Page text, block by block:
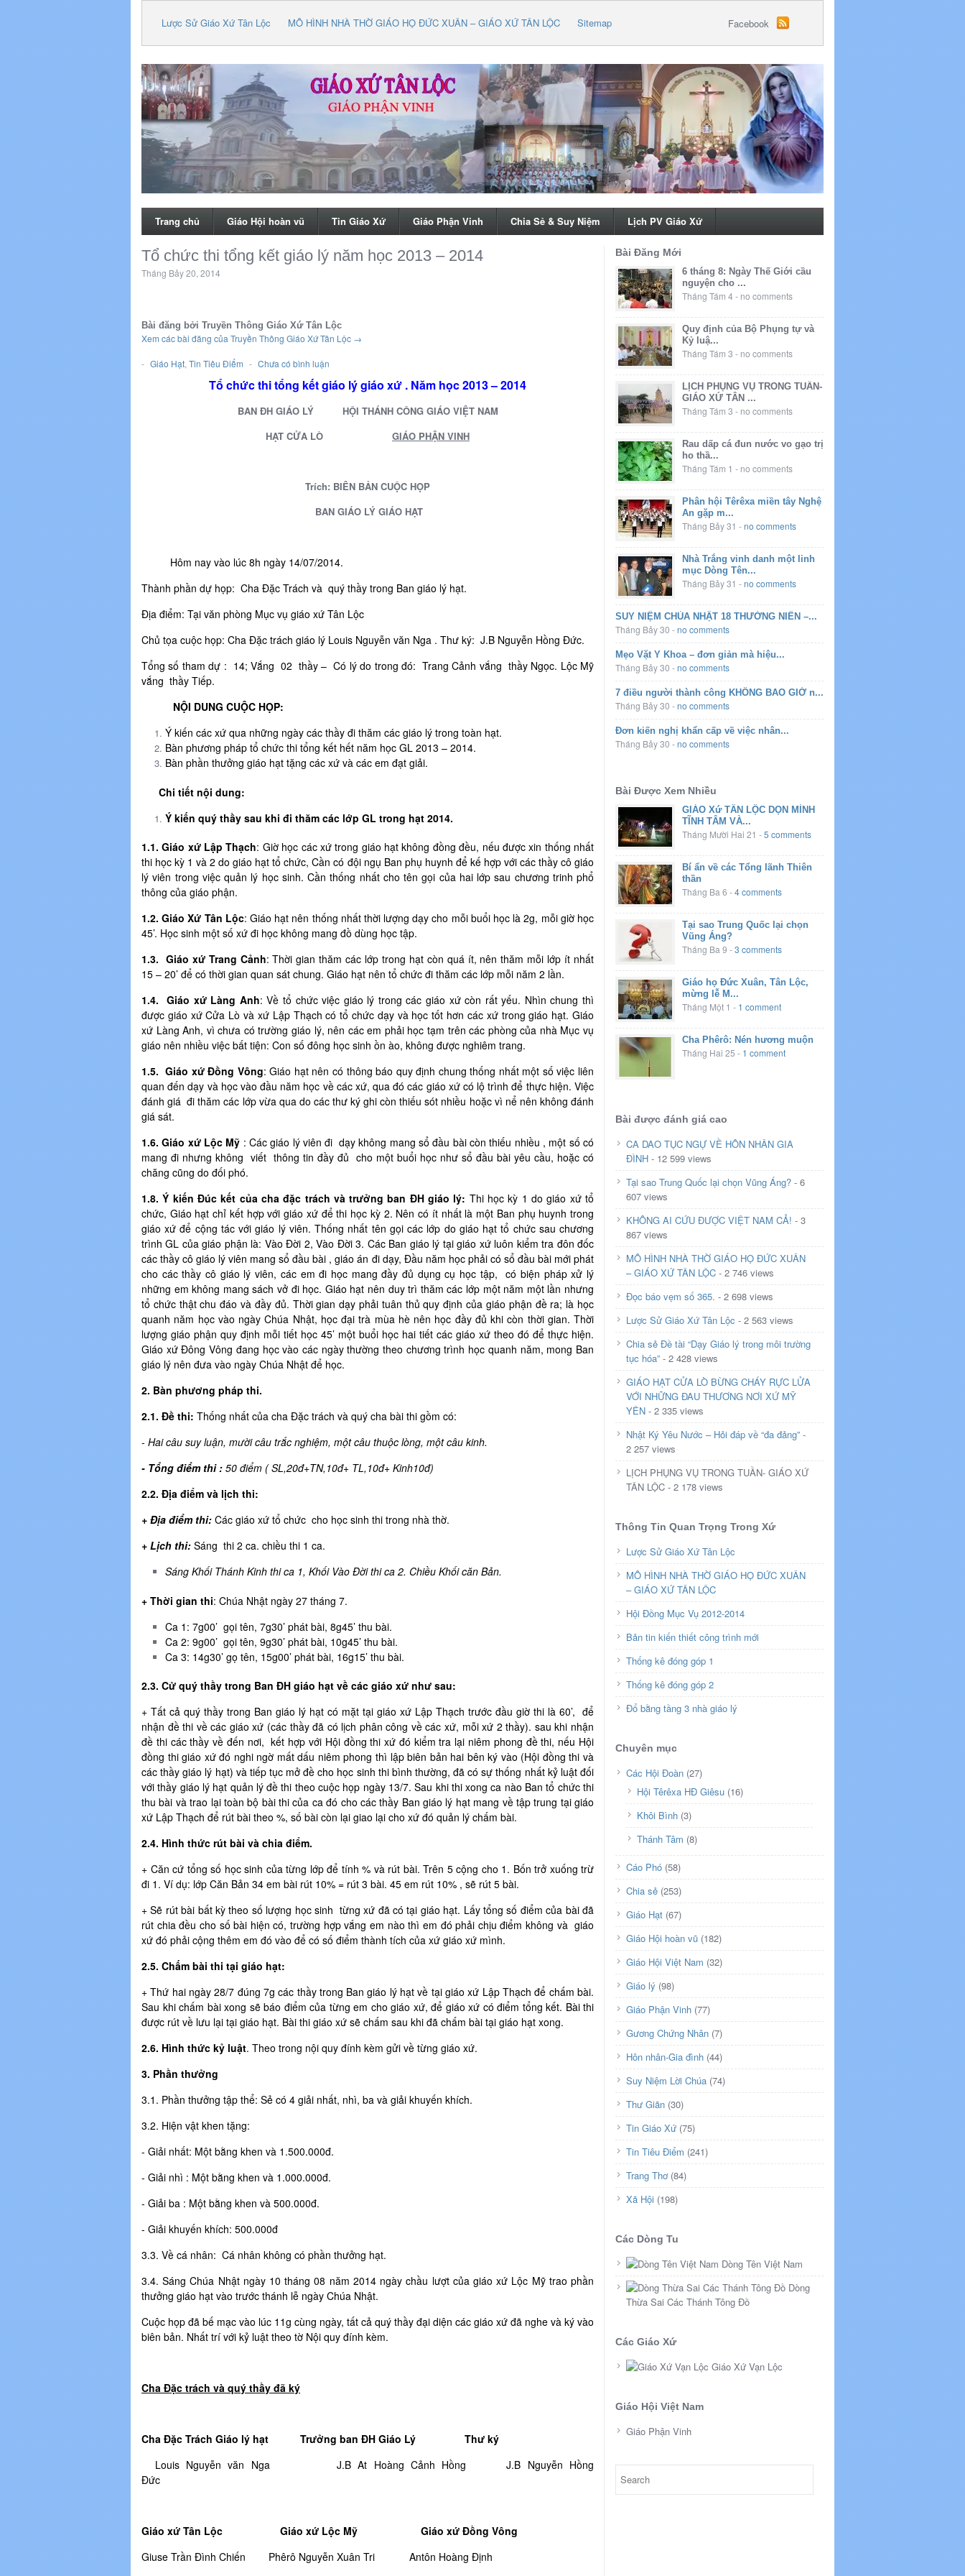
Lược Sử Giáo Xứ Tân Lộc MÔ HÌNH NHÀ THỜ GIÁO HỌ ĐỨC XUÂN – GIÁO XỨ TÂN LỘC Sitemap Facebook
Trang chủ Giáo Hội hoàn vũ Tin Giáo Xứ Giáo Phận Vinh Chia Sẻ & Suy Niệm Lịch PV Giáo Xứ
Tổ chức thi tổng kết giáo lý năm học 2013 – 2014
Tháng Bảy 20, 2014
Bài đăng bởi Truyền Thông Giáo Xứ Tân Lộc
Xem các bài đăng của Truyền Thông Giáo Xứ Tân Lộc →
- Giáo Hạt, Tin Tiêu Điểm - Chưa có bình luận
Tổ chức thi tổng kết giáo lý giáo xứ . Năm học 2013 – 2014
BAN ĐH GIÁO LÝ HỘI THÁNH CÔNG GIÁO VIỆT NAM
HẠT CỬA LÒ
GIÁO PHẬN VINH
Trích: BIÊN BẢN CUỘC HỌP
BAN GIÁO LÝ GIÁO HẠT
Hôm nay vào lúc 8h ngày 14/07/2014.
Thành phần dự họp: Cha Đặc Trách và quý thầy trong Ban giáo lý hạt.
Địa điểm: Tại văn phòng Mục vụ giáo xứ Tân Lộc
Chủ tọa cuộc họp: Cha Đặc trách giáo lý Louis Nguyễn văn Nga . Thư ký: J.B Nguyễn Hồng Đức.
Tổng số tham dự : 14; Vắng 02 thầy – Có lý do trong đó: Trang Cảnh vắng thầy Ngọc. Lộc Mỹ
vắng thầy Tiếp.
NỘI DUNG CUỘC HỌP:
Ý kiến các xứ qua những ngày các thầy đi thăm các giáo lý trong toàn hạt.
Bàn phương pháp tổ chức thi tổng kết hết năm học GL 2013 – 2014.
Bàn phần thưởng giáo hạt tặng các xứ và các em đạt giải.
Chi tiết nội dung:
Ý kiến quý thầy sau khi đi thăm các lớp GL trong hạt 2014.
1.1. Giáo xứ Lập Thạch: Giờ học các xứ trong giáo hạt không đồng đều, nếu được xin thống nhất
thi học kỳ 1 và 2 do giáo hạt tổ chức, Cần có đội ngụ Ban phụ huynh để kế hợp với các thầy cô giáo
lý viên trong việc quản lý học sinh. Cần thống nhất cho tên gọi của hai lớp sau chương trinh phổ
thông của giáo phận.
1.2. Giáo Xứ Tân Lộc: Giáo hạt nên thống nhất thời lượng dạy cho mỗi buổi học là 2g, mỗi giờ học
45’. Học sinh một số xứ đi học không mang đồ dùng học tập.
1.3. Giáo xứ Trang Cảnh: Thời gian thăm các lớp trong hạt còn quá ít, nên thăm mỗi lớp ít nhất
15 – 20’ để có thời gian quan sát chung. Giáo hạt nên tổ chức đi thăm các lớp mỗi năm 2 lần.
1.4. Giáo xứ Làng Anh: Về tổ chức việc giáo lý trong các giáo xứ còn rất yếu. Nhìn chung thì
được giáo xứ Cửa Lò và xứ Lập Thạch có tổ chức dạy và học tốt hơn các xứ trong giáo hạt. Giáo
xứ Làng Anh, vì chưa có trường giáo lý, nên các em phải học tạm trên các phòng của nhà Mục vụ
giáo nên nhiều việc bất tiện: Con số đông học sinh ồn ào, không được nghiêm trang.
1.5. Giáo xứ Đồng Vông: Giáo hạt nên có thông báo quy định chung thống nhất một số việc liên
quan đến dạy và học vào đầu năm học về các xứ, qua đó các giáo xứ có lộ trình để thực hiện. Việc
đánh giá đi thăm các lớp vừa qua do các thư ký ghi còn thiếu sót nhiều hoặc vì nể nên không đánh
giá sát.
1.6. Giáo xứ Lộc Mỹ : Các giáo lý viên đi dạy không mang sổ đầu bài còn thiếu nhiều , một số có
mang đi nhưng không viết thông tin đầy đủ cho một buổi học như sổ đầu bài yêu cầu, hoặc có
chăng cũng do đối phó.
1.8. Ý kiến Đúc kết của cha đặc trách và trưởng ban ĐH giáo lý: Thi học kỳ 1 do giáo xứ tổ
chức, Giáo hạt chỉ kết hợp với giáo xứ để thi học kỳ 2. Nên có ít nhất là một Ban phụ huynh trong
giáo xứ để cộng tác với giáo lý viên. Thống nhất tên gọi các lớp do giáo hạt tổ chức sau chương
trình GL của giáo phận là: Vào Đời 2, Vào Đời 3. Các Ban giáo lý tại giáo xứ luôn kiểm tra đôn đốc
các thầy cô giáo lý viên mang sổ đầu bài , giáo án đi dạy, Đầu năm học phải có sổ đầu bài mới phát
cho các thầy cô giáo lý viên, các em đi học mang đầy đủ dụng cụ học tập, có biện pháp xử lý
những em không mang sách vở đi học. Giáo hạt nên duy trì thăm các lớp một năm một lần nhưng
tổ chức thật chu đáo và đầy đủ. Thời gian dạy phải tuân thủ quy định của giáo phận đề ra; là học
quanh năm học vào ngày Chúa Nhật, học đại trà mùa hè nên học đầy đủ khi còn thời gian. Thời
lượng giáo phận quy định mỗi tiết học 45’ một buổi học hai tiết các giáo xứ theo đó để thực hiện.
Giáo xứ Đông Vông đang học vào các ngày thường theo chương trình học quanh năm, mong Ban
giáo lý nên đưa vào ngày Chúa Nhật để học.
2. Bàn phương pháp thi.
2.1. Đề thi: Thống nhất của cha Đặc trách và quý cha bài thi gồm có:
- Hai câu suy luận, mười câu trắc nghiệm, một câu thuộc lòng, một câu kinh.
- Tổng điểm thi : 50 điểm ( SL,20đ+TN,10đ+ TL,10đ+ Kinh10đ)
2.2. Địa điểm và lịch thi:
+ Địa điểm thi: Các giáo xứ tổ chức cho học sinh thi trong nhà thờ.
+ Lịch thi: Sáng thi 2 ca. chiều thi 1 ca.
Sáng Khối Thánh Kinh thi ca 1, Khối Vào Đời thi ca 2. Chiều Khối căn Bản.
+ Thời gian thi: Chúa Nhật ngày 27 tháng 7.
Ca 1: 7g00’ gọi tên, 7g30’ phát bài, 8g45’ thu bài.
Ca 2: 9g00’ gọi tên, 9g30’ phát bài, 10g45’ thu bài.
Ca 3: 14g30’ gọ tên, 15g00’ phát bài, 16g15’ thu bài.
2.3. Cử quý thầy trong Ban ĐH giáo hạt về các giáo xứ như sau:
+ Tất cả quý thầy trong Ban giáo lý hạt có mặt tại giáo xứ Lập Thạch trước đầu giờ thi là 60’, để
nhận đề thi về các giáo xứ (các thầy đã có lịch phân công về các xứ, mỗi xứ 2 thầy). sau khi nhận
đề thi các thầy về đến nơi, kết hợp với Hội đồng thi xứ đó kiểm tra lại niêm phong đề thi, nếu Hội
đồng thi giáo xứ đó nghi ngờ mất dấu niêm phong thì lập biên bản hai bên ký vào (Hội đồng thi và
các thầy giáo lý hạt) và tiếp tục mở đề cho học sinh thi bình thường, đã có sự thống nhất kỷ luật đối
với thầy giáo lý hạt quản lý đề thi theo cuộc họp ngày 13/7. Sau khi thi xong ca nào Ban tổ chức thi
thu bài và trao lại toàn bộ bài thi của ca đó cho các thầy Ban giáo lý hạt mang về tập trung tại giáo
xứ Lập Thạch để rút bài theo %, số bài còn lại giao lại cho xứ đó quản lý chấm bài.
2.4. Hình thức rút bài và chia điểm.
+ Căn cứ tổng số học sinh của từng lớp để tính % và rút bài. Trên 5 cộng cho 1. Bốn trở xuống trừ
đi 1. Ví dụ: lớp Căn Bản 34 em bài rút 10% = rút 3 bài. 45 em rút 10% , sẽ rút 5 bài.
+ Sẽ rút bài bất kỳ theo số lượng học sinh từng xứ đã có tại giáo hạt. Lấy tổng số điểm của bài đã
rút chia đều cho số bài hiện có, trường hợp vắng em nào thì em đó phải chịu điểm không và giáo
xứ đó phải cộng thêm em đó vào để có số điểm thành tích của xứ giáo xứ mình.
2.5. Chấm bài thi tại giáo hạt:
+ Thứ hai ngày 28/7 đúng 7g các thầy trong Ban giáo lý hạt về tại giáo xứ Lập Thạch để chấm bài.
Sau khi chấm bài xong sẽ báo điểm của từng em cho giáo xứ, để giáo xứ có điểm tổng kết. Bài thi
được rút về lưu lại tại giáo hạt. Bài thi giáo xứ sẽ chấm sau khi đã chấm bài tại giáo hạt xong.
2.6. Hình thức kỷ luật. Theo trong nội quy đính kèm gửi về từng giáo xứ.
3. Phần thưởng
3.1. Phần thưởng tập thể: Sẻ có 4 giải nhất, nhì, ba và giải khuyến khích.
3.2. Hiện vật khen tặng:
- Giải nhất: Một bằng khen và 1.500.000đ.
- Giải nhì : Một bằng khen và 1.000.000đ.
- Giải ba : Một bằng khen và 500.000đ.
- Giải khuyến khích: 500.000đ
3.3. Về cá nhân: Cá nhân không có phần thưởng hạt.
3.4. Sáng Chúa Nhật ngày 10 tháng 08 năm 2014 ngày chầu lượt của giáo xứ Lộc Mỹ trao phần
thưởng giáo hạt vào trước thánh lễ ngày Chúa Nhật.
Cuộc họp đã bế mạc vào lúc 11g cùng ngày, tất cả quý thầy đại diện các giáo xứ đã nghe và ký vào
biên bản. Nhất trí với kỷ luật theo tờ Nội quy đính kèm.
Cha Đặc trách và quý thầy đã ký
Cha Đặc Trách Giáo lý hạt Trưởng ban ĐH Giáo Lý Thư ký
Louis Nguyễn văn Nga J.B At Hoàng Cảnh Hồng J.B Nguyễn Hồng
Đức
Giáo xứ Tân Lộc Giáo xứ Lộc Mỹ Giáo xứ Đồng Vông
Giuse Trần Đình Chiến Phêrô Nguyễn Xuân Tri Antôn Hoàng Định
Bài Đăng Mới
6 tháng 8: Ngày Thế Giới cầu
nguyện cho ...
Tháng Tám 4- no comments
Quy định của Bộ Phụng tự và
Kỷ luậ...
Tháng Tám 3 - no comments
LỊCH PHỤNG VỤ TRONG TUẦN-
GIÁO XỨ TÂN ...
Tháng Tám 3 - no comments
Rau dấp cá đun nước vo gạo trị
ho thầ...
Tháng Tám 1 - no comments
Phân hội Têrêxa miền tây Nghệ
An gặp m...
Tháng Bảy 31 -no comments
Nhà Trắng vinh danh một linh
mục Dòng Tên...
Tháng Bảy 31 -no comments
SUY NIỆM CHÚA NHẬT 18 THƯỜNG NIÊN –...
Tháng Bảy 30 -no comments
Mẹo Vặt Y Khoa – đơn giản mà hiệu...
Tháng Bảy 30 -no comments
7 điều người thành công KHÔNG BAO GIỜ n...
Tháng Bảy 30 -no comments
Đơn kiến nghị khẩn cấp về việc nhân...
Tháng Bảy 30 -no comments
Bài Được Xem Nhiều
GIÁO Xứ TÂN LỘC DỌN MÌNH
TĨNH TÂM VÀ...
Tháng Mười Hai 21 -5 comments
Bí ẩn về các Tổng lãnh Thiên
thần
Tháng Ba 6 -4 comments
Tại sao Trung Quốc lại chọn
Vũng Áng?
Tháng Ba 9 -3 comments
Giáo họ Đức Xuân, Tân Lộc,
mừng lễ M...
Tháng Một 1 - 1 comment
Cha Phêrô: Nén hương muộn
Tháng Hai 25 - 1 comment
Bài được đánh giá cao
CA DAO TỤC NGỰ VỀ HÔN NHÂN GIA
ĐÌNH - 12 599 views
Tại sao Trung Quốc lại chọn Vũng Áng? - 6
607 views
KHÔNG AI CỨU ĐƯỢC VIỆT NAM CẢ! - 3
867 views
MÔ HÌNH NHÀ THỜ GIÁO HỌ ĐỨC XUÂN
– GIÁO XỨ TÂN LỘC - 2 746 views
Đọc báo vẹm số 365. - 2 698 views
Lược Sử Giáo Xứ Tân Lộc - 2 563 views
Chia sẻ Đề tài “Dạy Giáo lý trong môi trường
tục hóa” - 2 428 views
GIÁO HẠT CỬA LÒ BỪNG CHÁY RỰC LỬA
VỚI NHỮNG ĐAU THƯƠNG NƠI XỨ MỸ
YÊN - 2 335 views
Nhật Ký Yêu Nước – Hỏi đáp về “đa đảng” -
2 257 views
LỊCH PHỤNG VỤ TRONG TUẦN- GIÁO XỨ
TÂN LỘC - 2 178 views
Thông Tin Quan Trọng Trong Xứ
Lược Sử Giáo Xứ Tân Lộc
MÔ HÌNH NHÀ THỜ GIÁO HỌ ĐỨC XUÂN
– GIÁO XỨ TÂN LỘC
Hội Đồng Mục Vụ 2012-2014
Bản tin kiến thiết công trình mới
Thống kê đóng góp 1
Thống kê đóng góp 2
Đổ bằng tầng 3 nhà giáo lý
Chuyên mục
Các Hội Đoàn (27)
Hội Têrêxa HĐ Giêsu (16)
Khôi Bình (3)
Thánh Tâm (8)
Cáo Phó (58)
Chia sẻ (253)
Giáo Hạt (67)
Giáo Hội hoàn vũ (182)
Giáo Hội Việt Nam (32)
Giáo lý (98)
Giáo Phận Vinh (77)
Gương Chứng Nhân (7)
Hôn nhân-Gia đình (44)
Suy Niệm Lời Chúa (74)
Thư Giãn (30)
Tin Giáo Xứ (75)
Tin Tiêu Điểm (241)
Trang Thơ(84)
Xã Hội (198)
Các Dòng Tu
Dòng Tên Việt Nam
Dòng
Thừa Sai Các Thánh Tông Đồ
Các Giáo Xứ
Giáo Xứ Vạn Lộc
Giáo Hội Việt Nam
Giáo Phận Vinh